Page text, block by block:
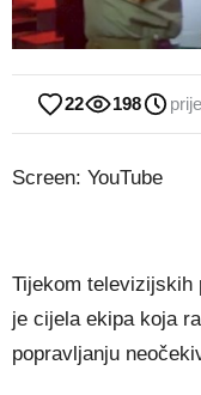
22 198
Screen: YouTube
Tijekom televizijskih
je cijela ekipa koja
popravljanju